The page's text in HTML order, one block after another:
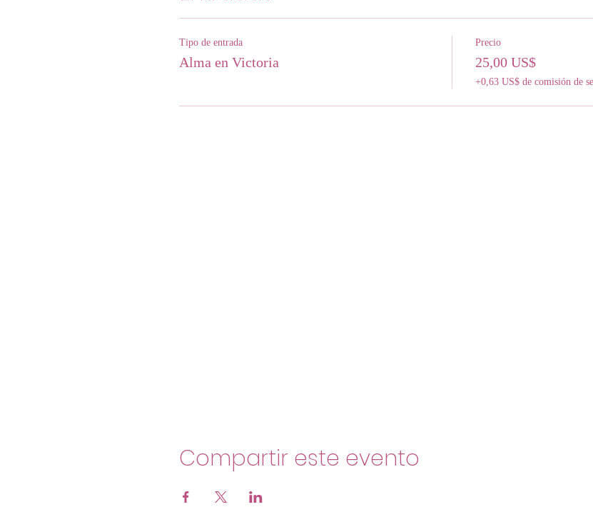
Tipo de entrada
Alma en Victoria
Precio
25,00 US$
+0,63 US$ de comisión de
Compartir este evento